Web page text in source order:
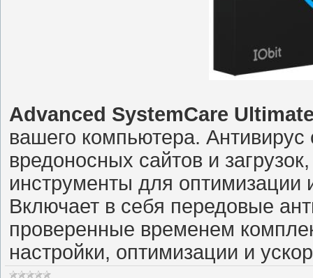
Advanced SystemCare
вашего компьютера.
вредоносных сайтов и
инструменты для оптимизации
Включает в себя передовые
проверенные временем
настройки, оптимизации и